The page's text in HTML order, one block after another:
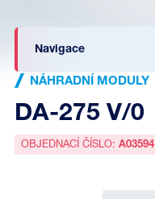
Navigace
NÁHRADNÍ MODULY
DA-275 V/0
OBJEDNACÍ ČÍSLO:A03594